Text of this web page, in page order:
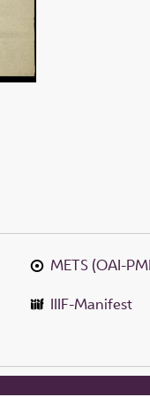
METS (OAI-
IIIF-Manifest